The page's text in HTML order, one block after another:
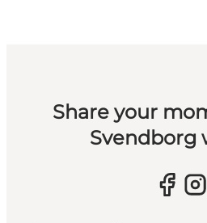
Share your
Svendborg